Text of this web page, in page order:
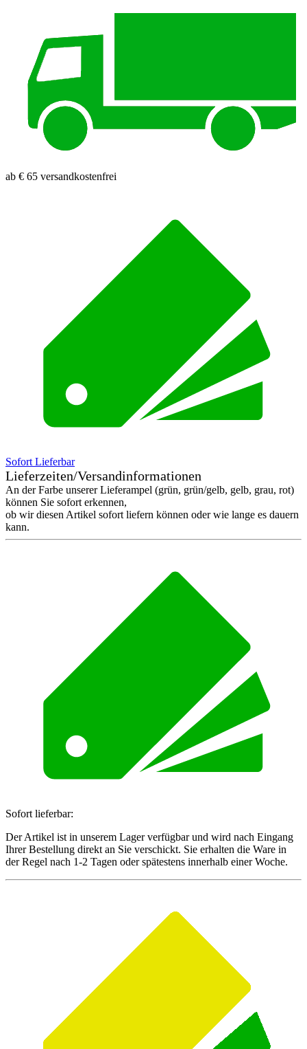
ab € 65 versandkostenfrei
Sofort Lieferbar
Lieferzeiten/Versandinformationen
An der Farbe unserer Lieferampel (grün, grün/gelb, gelb, grau, rot)
können Sie sofort erkennen,
ob wir diesen Artikel sofort liefern können oder wie lange es dauern
kann.
Sofort lieferbar:
Der Artikel ist in unserem Lager verfügbar und wird nach Eingang
Ihrer Bestellung direkt an Sie verschickt. Sie erhalten die Ware in
der Regel nach 1-2 Tagen oder spätestens innerhalb einer Woche.